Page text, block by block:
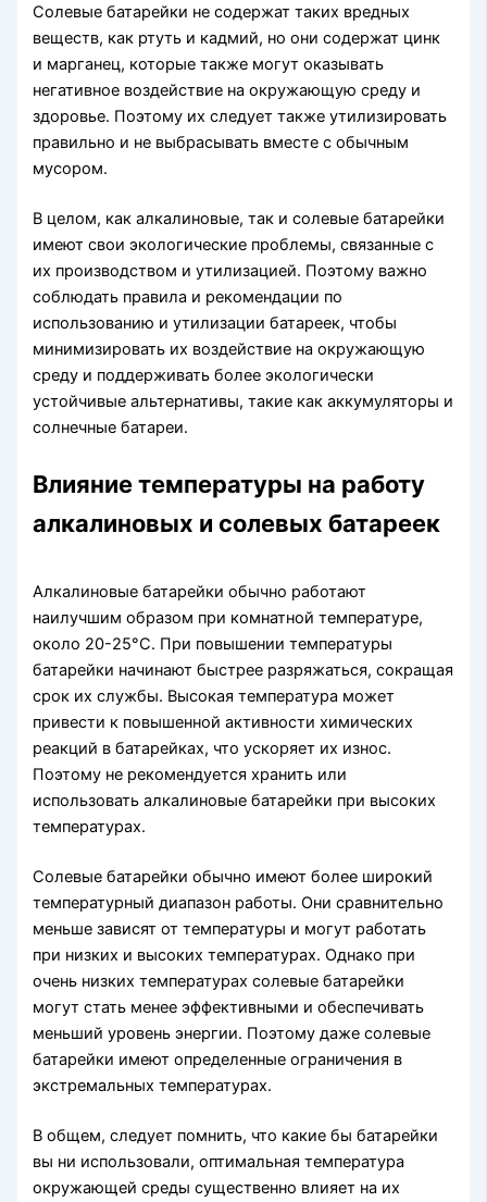
Солевые батарейки не содержат таких вредных
веществ, как ртуть и кадмий, но они содержат цинк
и марганец, которые также могут оказывать
негативное воздействие на окружающую среду и
здоровье. Поэтому их следует также утилизировать
правильно и не выбрасывать вместе с обычным
мусором.
В целом, как алкалиновые, так и солевые батарейки
имеют свои экологические проблемы, связанные с
их производством и утилизацией. Поэтому важно
соблюдать правила и рекомендации по
использованию и утилизации батареек, чтобы
минимизировать их воздействие на окружающую
среду и поддерживать более экологически
устойчивые альтернативы, такие как аккумуляторы и
солнечные батареи.
Влияние температуры на работу
алкалиновых и солевых батареек
Алкалиновые батарейки обычно работают
наилучшим образом при комнатной температуре,
около 20-25°C. При повышении температуры
батарейки начинают быстрее разряжаться, сокращая
срок их службы. Высокая температура может
привести к повышенной активности химических
реакций в батарейках, что ускоряет их износ.
Поэтому не рекомендуется хранить или
использовать алкалиновые батарейки при высоких
температурах.
Солевые батарейки обычно имеют более широкий
температурный диапазон работы. Они сравнительно
меньше зависят от температуры и могут работать
при низких и высоких температурах. Однако при
очень низких температурах солевые батарейки
могут стать менее эффективными и обеспечивать
меньший уровень энергии. Поэтому даже солевые
батарейки имеют определенные ограничения в
экстремальных температурах.
В общем, следует помнить, что какие бы батарейки
вы ни использовали, оптимальная температура
окружающей среды существенно влияет на их